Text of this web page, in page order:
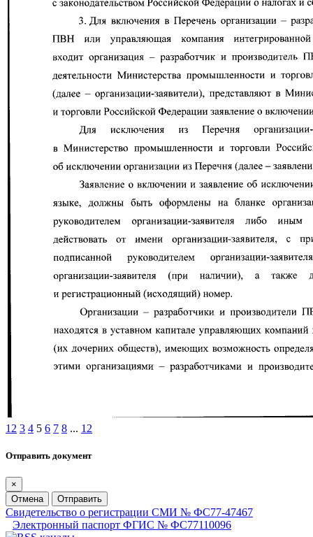
1 2 3 4 5 6 7 8 ... 12
Отправить документ
×
Отмена
Отправить
Свидетельство о регистрации СМИ № ФС77-47467
Электронный паспорт ФГИС № ФС77110096